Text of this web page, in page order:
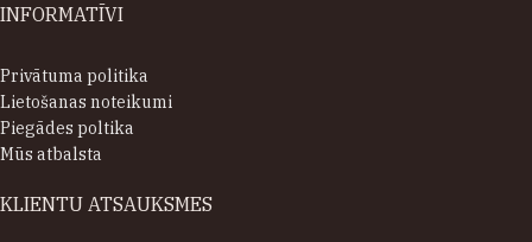
INFORMATĪVI
Privātuma politika
Lietošanas noteikumi
Piegādes poltika
Mūs atbalsta
KLIENTU ATSAUKSMES